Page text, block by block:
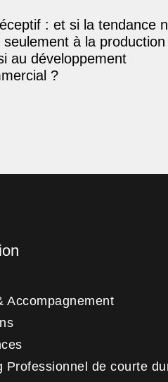
: et si la tendance
seulement à la
au développement
?
Accompagnement
Professionnel de courte